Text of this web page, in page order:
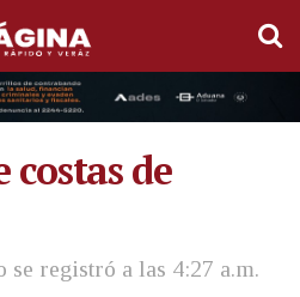
costas de
registró a las 4:27 a.m.